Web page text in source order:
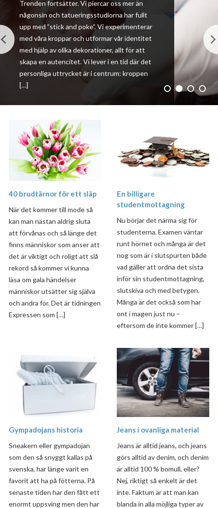
Trenden fortsätter. Vi piercar oss mer än
någonsin och tatueringsstudiorna har fullt
upp med ”stick and poke”. Vi experimenterar
med våra kroppar och utformar vår identitet
med hjälp av olika dekorationer, allt för att
skapa en autencitet. Vi lever i en tid där det
personliga uttrycket är i centrum: kroppen
[…]
40 brudtärnor för ett släp
När det kommer till mode så
kan man nästan aldrig sluta
att förvånas och så länge det
finns människor som anser att
det är viktigt och roligt att slå
rekord så kommer vi kunna
läsa om gala händelser
människor utsätter sig själva
och andra för. Det är tidningen
Expressen som […]
En billigare
studentmottagning
Nu börjar det närma sig för
studenterna. Examen väntar
runt hörnet och många är det
nog som är i slutspurten både
vad gäller att ordna det sista
inför sin studentmottagning,
slutskiva och med betygen.
Många är det också som har
ont i magen just nu –
eftersom de inte kommer […]
Gympadojans historia
Sneakern eller gympadojan
som den så snyggt kallas på
svenska, har länge varit en
favorit att ha på fötterna. På
senaste tiden har den fått ett
enormt uppsving men den har
Jeans i ovanliga material
Jeans är alltid jeans, och jeans
görs alltid av denim, och denim
är alltid 100 % bomull, eller?
Nej, riktigt så enkelt är det
inte. Faktum är att man kan
blanda in alla möjliga typer av